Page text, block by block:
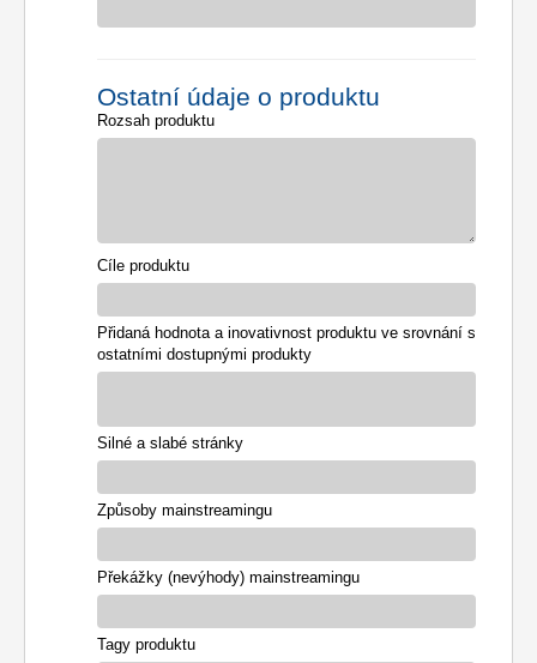
Ostatní údaje o produktu
Rozsah produktu
Cíle produktu
Přidaná hodnota a inovativnost produktu ve srovnání s
ostatními dostupnými produkty
Silné a slabé stránky
Způsoby mainstreamingu
Překážky (nevýhody) mainstreamingu
Tagy produktu